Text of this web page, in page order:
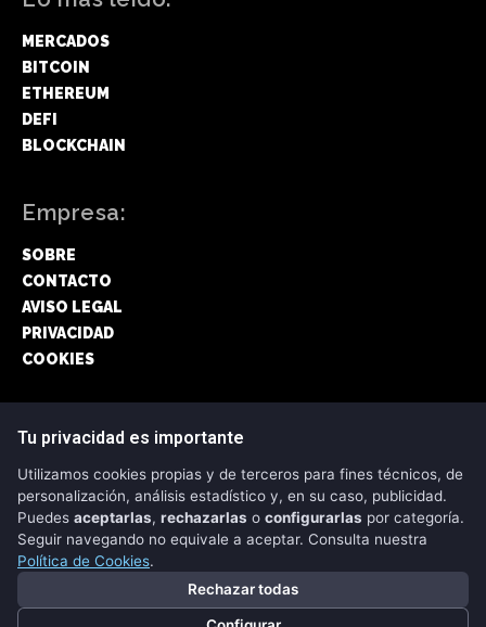
MERCADOS
BITCOIN
ETHEREUM
DEFI
BLOCKCHAIN
Empresa:
SOBRE
CONTACTO
AVISO LEGAL
PRIVACIDAD
COOKIES
Síguenos:
FACEBOOK
TWITTER
Tu privacidad es importante
Utilizamos cookies propias y de terceros para fines técnicos, de
personalización, análisis estadístico y, en su caso, publicidad.
Puedes aceptarlas, rechazarlas o configurarlas por categoría.
Seguir navegando no equivale a aceptar. Consulta nuestra
Política de Cookies.
Rechazar todas